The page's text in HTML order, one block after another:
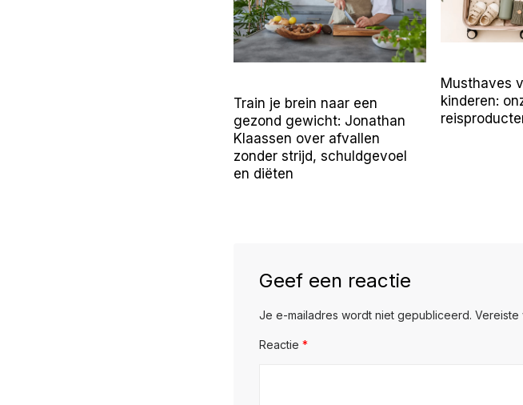
Train je brein naar een
gezond gewicht: Jonathan
Klaassen over afvallen
zonder strijd, schuldgevoel
en diëten
Musthaves
kinderen:
Geef een reactie
Je e-mailadres wordt niet gepubliceerd. Vereiste
Reactie *